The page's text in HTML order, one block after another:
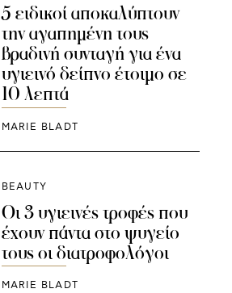
5 ειδικοί αποκαλύπτουν
την αγαπημένη τους
βραδινή συνταγή για ένα
υγιεινό δείπνο έτοιμο σε
10 λεπτά
MARIE BLADT
BEAUTY
Οι 3 υγιεινές τροφές που
έχουν πάντα στο ψυγείο
τους οι διατροφολόγοι
MARIE BLADT